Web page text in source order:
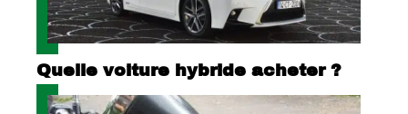
Quelle voiture hybride acheter ?